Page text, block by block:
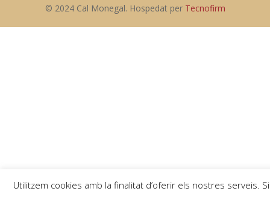
© 2024 Cal Monegal. Hospedat per Tecnofirm
Utilitzem cookies amb la finalitat d’oferir els nostres serveis. Si